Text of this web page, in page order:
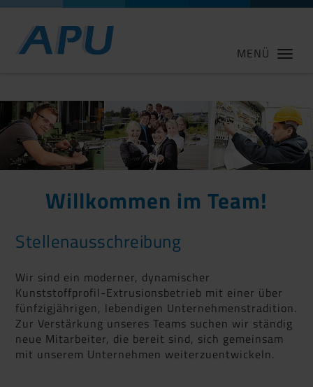
MENÜ
Willkommen im Team!
Stellenausschreibung
Wir sind ein moderner, dynamischer
Kunststoffprofil-Extrusionsbetrieb mit einer über
fünfzigjährigen, lebendigen Unternehmenstradition.
Zur Verstärkung unseres Teams suchen wir ständig
neue Mitarbeiter, die bereit sind, sich gemeinsam
mit unserem Unternehmen weiterzuentwickeln.